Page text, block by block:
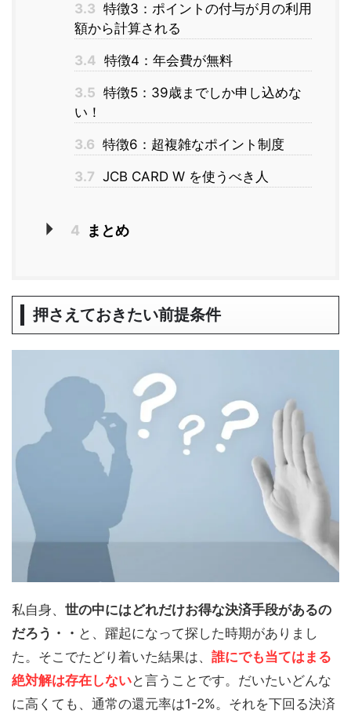
3.3 特徴3：ポイントの付与が月の利用
額から計算される
3.4 特徴4：年会費が無料
3.5 特徴5：39歳までしか申し込めな
い！
3.6 特徴6：超複雑なポイント制度
3.7 JCB CARD W を使うべき人
4 まとめ
押さえておきたい前提条件
私自身、 世の中にはどれだけお得な決済手段があるの
だろう・・ と、躍起になって探した時期がありまし
た。そこでたどり着いた結果は、 誰にでも当てはまる
絶対解は存在しないと言うことです。だいたいどんな
に高くても、通常の還元率は1-2%。それを下回る決済